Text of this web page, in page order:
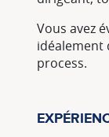
Vous avez
idéalement
process.